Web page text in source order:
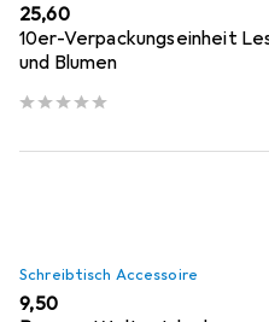
EUR
25,60
10er-Verpackungseinheit
und Blumen
Schreibtisch Accessoire
EUR
9,50